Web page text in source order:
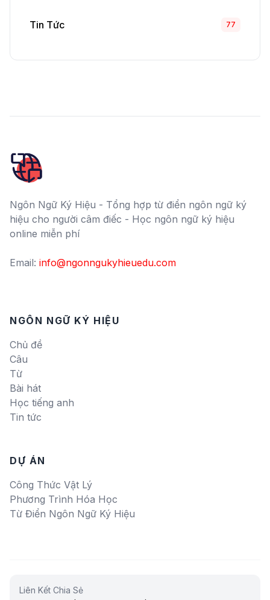
Tin Tức 77
Ngôn Ngữ Ký Hiệu - Tổng hợp từ điển ngôn ngữ ký
hiệu cho người câm điếc - Học ngôn ngữ ký hiệu
online miễn phí
Email: info@ngonngukyhieuedu.com
NGÔN NGỮ KÝ HIỆU
Chủ đề
Câu
Từ
Bài hát
Học tiếng anh
Tin tức
DỰ ÁN
Công Thức Vật Lý
Phương Trình Hóa Học
Từ Điển Ngôn Ngữ Ký Hiệu
Liên Kết Chia Sẻ